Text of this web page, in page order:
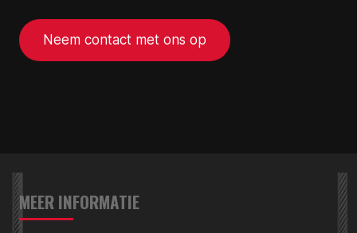
Neem contact met ons op
MEER INFORMATIE